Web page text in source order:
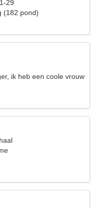
29
(182 pond)
ik heb een coole vrouw